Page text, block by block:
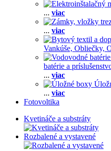
... viac
... viac
Vankúše, Obliečky,
batérie a
... viac
... viac
Fotovoltika
Kvetináče a substráty
Rozbalené a vystavené